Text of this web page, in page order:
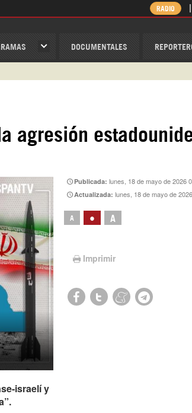
DOCUMENTALES
RADIO
agresión
Publicada:lunes, 18 de mayo de 2026
Actualizada:lunes, 18 de mayo de
A • A
Imprimir
israelí y